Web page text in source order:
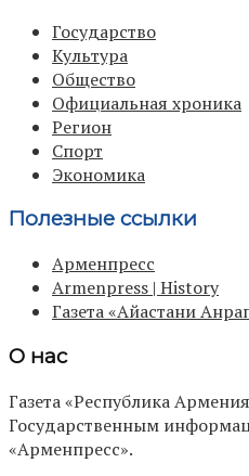
Государство
Культура
Общество
Официальная хроника
Регион
Спорт
Экономика
Полезные ссылки
Арменпресс
Armenpress | History
Газета «Айастани
О нас
Газета «Республика
Государственным
«Арменпресс».